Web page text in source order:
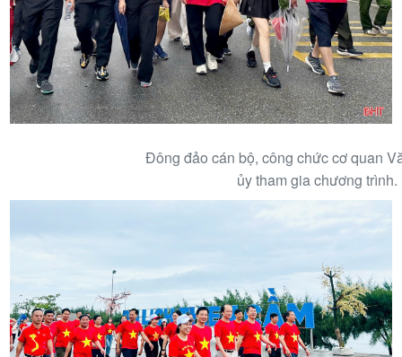
Đông đảo cán bộ, công chức cơ quan
ủy tham gia chương trình.